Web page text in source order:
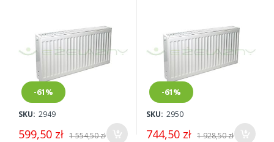
-61%
SKU: 2949
599,50 zł 1 554,50 zł
-61%
SKU: 2950
744,50 zł 1 928,50 zł